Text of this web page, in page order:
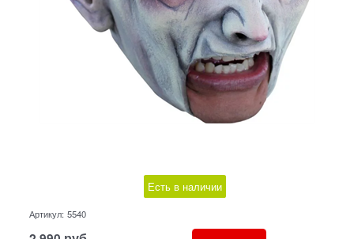
Есть в наличии
Артикул: 5540